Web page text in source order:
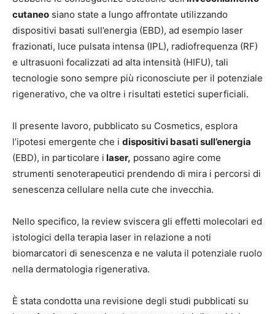
cutaneo siano state a lungo affrontate utilizzando
dispositivi basati sull’energia (EBD), ad esempio laser
frazionati, luce pulsata intensa (IPL), radiofrequenza (RF)
e ultrasuoni focalizzati ad alta intensità (HIFU), tali
tecnologie sono sempre più riconosciute per il potenziale
rigenerativo, che va oltre i risultati estetici superficiali.
Il presente lavoro, pubblicato su Cosmetics, esplora
l’ipotesi emergente che i dispositivi basati sull’energia
(EBD), in particolare i laser, possano agire come
strumenti senoterapeutici prendendo di mira i percorsi di
senescenza cellulare nella cute che invecchia.
Nello specifico, la review sviscera gli effetti molecolari ed
istologici della terapia laser in relazione a noti
biomarcatori di senescenza e ne valuta il potenziale ruolo
nella dermatologia rigenerativa.
È stata condotta una revisione degli studi pubblicati su